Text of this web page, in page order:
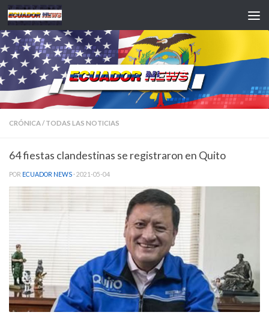
Saltar al contenido
CRÓNICA/ TODAS LAS NOTICIAS
64 fiestas clandestinas se registraron en Quito
POR ECUADOR NEWS · 2021-05-04